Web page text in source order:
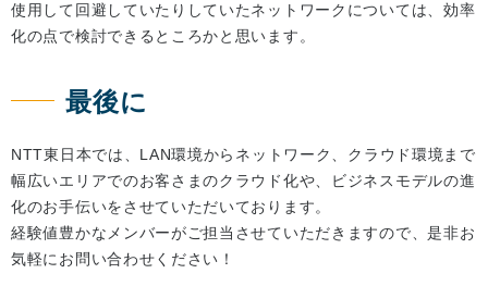
使用して回避していたりしていたネットワークについては、効率
化の点で検討できるところかと思います。
最後に
NTT東日本では、LAN環境からネットワーク、クラウド環境まで
幅広いエリアでのお客さまのクラウド化や、ビジネスモデルの進
化のお手伝いをさせていただいております。
経験値豊かなメンバーがご担当させていただきますので、是非お
気軽にお問い合わせください！